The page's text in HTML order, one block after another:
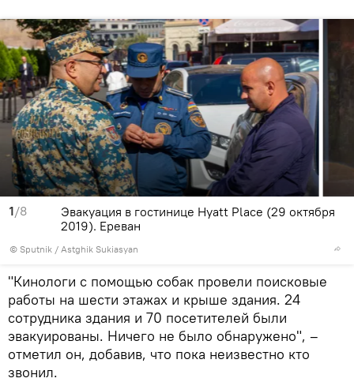
1/8
© Sputnik / Astghik Sukiasyan
Эвакуация в гостинице Hyatt Place (29 октября
2019). Еревaн
"Кинологи с помощью собак провели поисковые
работы на шести этажах и крыше здания. 24
сотрудника здания и 70 посетителей были
эвакуированы. Ничего не было обнаружено", –
отметил он, добавив, что пока неизвестно кто
звонил.